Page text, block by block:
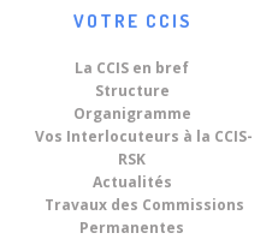
VOTRE CCIS
La CCIS en bref
Structure
Organigramme
Vos Interlocuteurs à la CCIS-
RSK
Actualités
Travaux des Commissions
Permanentes